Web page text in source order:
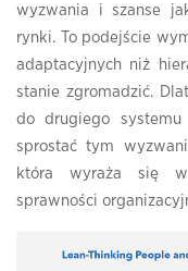
wyzwania i szanse
rynki. To podejście
adaptacyjnych niż
stanie zgromadzić.
do drugiego systemu
sprostać tym
która wyraża się
sprawności